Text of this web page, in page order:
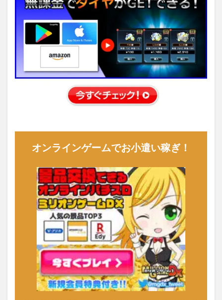
オンラインゲームでお小遣い稼ぎ！